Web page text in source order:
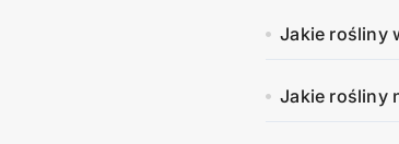
Jakie rośliny
Jakie rośliny